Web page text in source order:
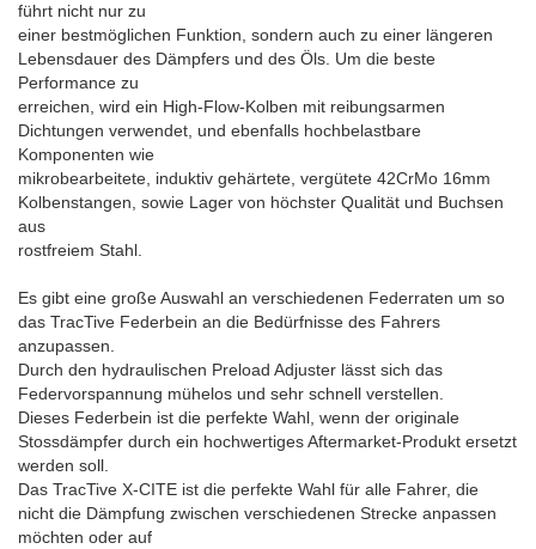
führt nicht nur zu
einer bestmöglichen Funktion, sondern auch zu einer längeren
Lebensdauer des Dämpfers und des Öls. Um die beste
Performance zu
erreichen, wird ein High-Flow-Kolben mit reibungsarmen
Dichtungen verwendet, und ebenfalls hochbelastbare
Komponenten wie
mikrobearbeitete, induktiv gehärtete, vergütete 42CrMo 16mm
Kolbenstangen, sowie Lager von höchster Qualität und Buchsen
aus
rostfreiem Stahl.
Es gibt eine große Auswahl an verschiedenen Federraten um so
das TracTive Federbein an die Bedürfnisse des Fahrers
anzupassen.
Durch den hydraulischen Preload Adjuster lässt sich das
Federvorspannung mühelos und sehr schnell verstellen.
Dieses Federbein ist die perfekte Wahl, wenn der originale
Stossdämpfer durch ein hochwertiges Aftermarket-Produkt ersetzt
werden soll.
Das TracTive X-CITE ist die perfekte Wahl für alle Fahrer, die
nicht die Dämpfung zwischen verschiedenen Strecke anpassen
möchten oder auf